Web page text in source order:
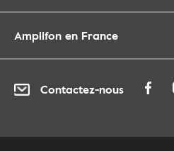
Amplifon en France
Contactez-nous